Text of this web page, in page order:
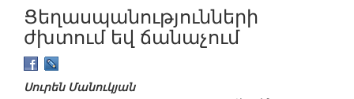
Ցեղասպանությունների
ժխտում եվ ճանաչում
Սուրեն Մանուկյան